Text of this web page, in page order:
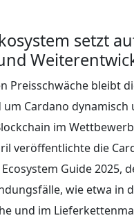
setzt
Preisschwäche bleibt
Cardano dynamisch
im
veröffentlichte die
Guide 2025,
wie etwa in
und im